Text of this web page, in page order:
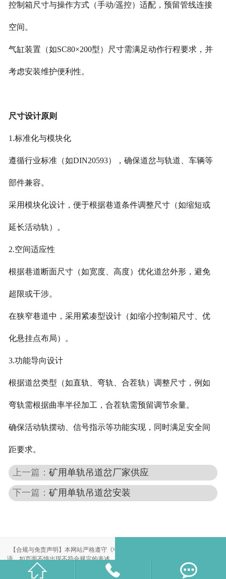
控制箱尺寸与操作方式（手动/遥控）适配，预留管线连接
空间。
气缸装置（如SC80×200型）尺寸需满足动作行程要求，并
考虑安装维护便利性。
尺寸设计原则
1.标准化与模块化
遵循行业标准（如DIN20593），确保道岔与轨道、车辆等
部件兼容。
采用模块化设计，便于根据巷道条件调整尺寸（如缩短或
延长活动轨）。
2.空间适应性
根据巷道断面尺寸（如宽度、高度）优化道岔外形，避免
超限或干涉。
在狭窄巷道中，采用紧凑型设计（如缩小控制箱尺寸、优
化悬挂点布局）。
3.功能导向设计
根据道岔类型（如直轨、弯轨、合茬轨）调整尺寸，例如
弯轨需根据曲率半径加工，合茬轨需预留调节余量。
确保活动轨摆动、信号指示等功能实现，同时满足安全间
距要求。
上一篇：矿用单轨吊道岔厂家供应
下一篇：矿用单轨吊道岔安装
  
【合规与免责声明】本网站严格遵守《中华人民共和国广告法》，尽力规范用
语。如页面不慎出现不符合规定的表述，敬请联系我们，将立即更正；相关内容
仅供参考，不构成交易依据。